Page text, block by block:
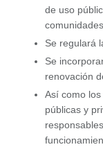
de uso
Se regulará
Se
renovación
Así como
públicas y